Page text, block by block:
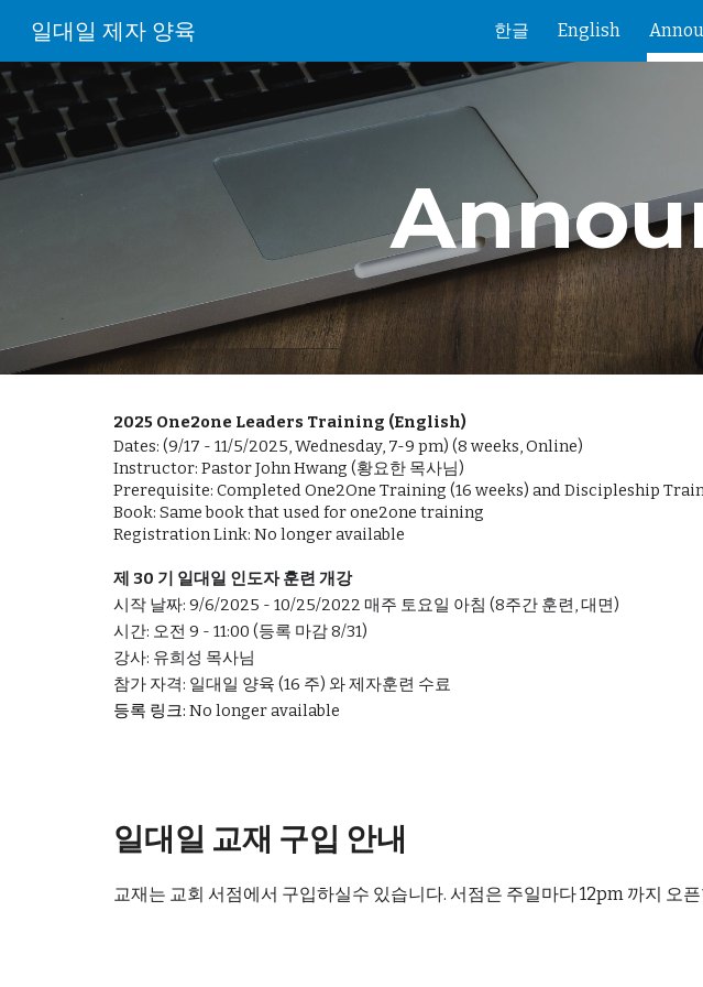
Skip to main content
일대일 제자 양육 한글 English
2025 One2one Leaders Training (English)
Dates: (9/17 - 11/5/2025, Wednesday, 7-9 pm) (8 weeks, Online)
Instructor: Pastor John Hwang (황요한 목사님)
Prerequisite: Completed One2One Training (16 weeks) and Discipleship
Book: Same book that used for one2one training
Registration Link: No longer available
제 30 기 일대일 인도자 훈련 개강
시작 날짜: 9/6/2025 - 10/25/2022 매주 토요일 아침 (8주간 훈련, 대면)
시간: 오전 9 - 11:00 (등록 마감 8/31)
강사: 유희성 목사님
참가 자격: 일대일 양육 (16 주) 와 제자훈련 수료
등록 링크: No longer available
일대일 교재 구입 안내
교재는 교회 서점에서 구입하실수 있습니다. 서점은 주일마다 12pm 까지 오